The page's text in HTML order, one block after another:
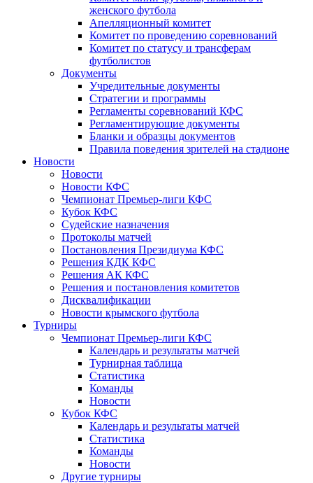
женского футбола
Апелляционный комитет
Комитет по проведению соревнований
Комитет по статусу и трансферам
футболистов
Документы
Учредительные документы
Стратегии и программы
Регламенты соревнований КФС
Регламентирующие документы
Бланки и образцы документов
Правила поведения зрителей на стадионе
Новости
Новости
Новости КФС
Чемпионат Премьер-лиги КФС
Кубок КФС
Судейские назначения
Протоколы матчей
Постановления Президиума КФС
Решения КДК КФС
Решения АК КФС
Решения и постановления комитетов
Дисквалификации
Новости крымского футбола
Турниры
Чемпионат Премьер-лиги КФС
Календарь и результаты матчей
Турнирная таблица
Статистика
Команды
Новости
Кубок КФС
Календарь и результаты матчей
Статистика
Команды
Новости
Другие турниры